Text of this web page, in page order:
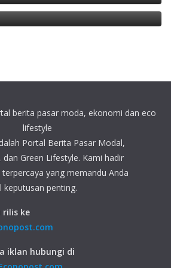
Portal Berita Pasar Modal,
dan Green Lifestyle. Kami hadir
yang memandu Anda
keputusan penting.
rilis ke
iklan hubungi di